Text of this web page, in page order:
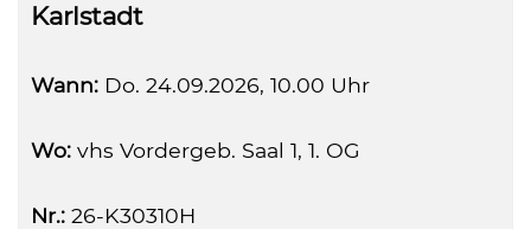
Karlstadt
Wann: Do. 24.09.2026, 10.00 Uhr
Wo: vhs Vordergeb. Saal 1, 1. OG
Nr.: 26-K30310H